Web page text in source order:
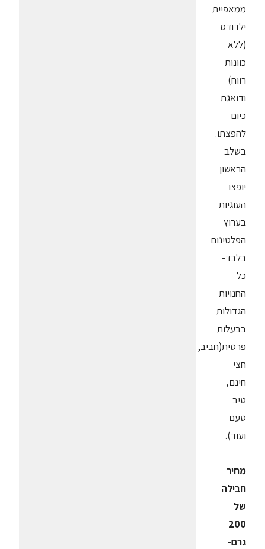
ממאפיית
ילדודס
(ללא
כוונות
רווח)
ודואגת
כיום
להפצתו.
בשלב
הראשון
יופצו
העוגיות
בערוץ
הפלטינום
בלבד-
כל
החנויות
הגדולות
בבעלות
פרטית(חביב,
חצי
חינם,
טיב
טעם
ועוד).
מחיר
חבילה
של
200
גרם-